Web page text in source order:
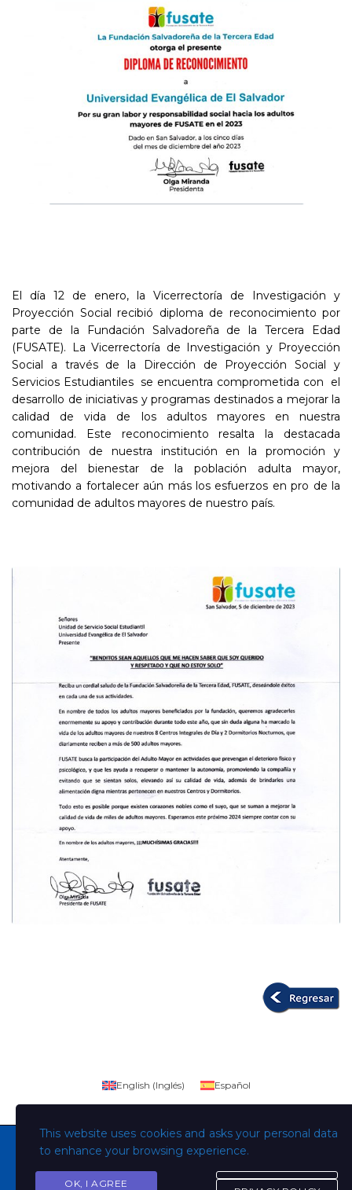
El día 12 de enero, la Vicerrectoría de Investigación y
Proyección Social recibió diploma de reconocimiento por
parte de la Fundación Salvadoreña de la Tercera Edad
(FUSATE). La Vicerrectoría de Investigación y Proyección
Social a través de la Dirección de Proyección Social y
Servicios Estudiantiles se encuentra comprometida con el
desarrollo de iniciativas y programas destinados a mejorar la
calidad de vida de los adultos mayores en nuestra
comunidad. Este reconocimiento resalta la destacada
contribución de nuestra institución en la promoción y
mejora del bienestar de la población adulta mayor,
motivando a fortalecer aún más los esfuerzos en pro de la
comunidad de adultos mayores de nuestro país.
This website uses cookies and asks your personal data
to enhance your browsing experience.
OK, I AGREE
English (Inglés) Español